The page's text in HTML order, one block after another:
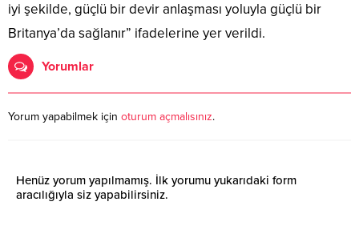
iyi şekilde, güçlü bir devir anlaşması yoluyla güçlü bir
Britanya’da sağlanır” ifadelerine yer verildi.
Yorumlar
Yorum yapabilmek için oturum açmalısınız.
Henüz yorum yapılmamış. İlk yorumu yukarıdaki form
aracılığıyla siz yapabilirsiniz.